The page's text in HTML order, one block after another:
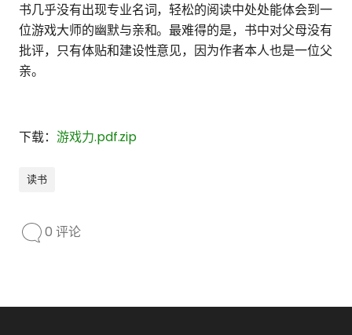
书几乎没有出现专业名词，轻松的阅读中处处能体会到一
位游戏大师的幽默与亲和。最难得的是，书中对父母没有
批评，只有体贴和建设性意见，因为作者本人也是一位父
亲。
下载： 游戏力.pdf.zip
读书
0 评论